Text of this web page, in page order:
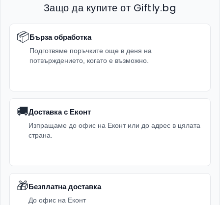
Защо да купите от Giftly.bg
📦Бърза обработка
Подготвяме поръчките още в деня на
потвърждението, когато е възможно.
🚚Доставка с Еконт
Изпращаме до офис на Еконт или до адрес в цялата
страна.
🎁Безплатна доставка
До офис на Еконт